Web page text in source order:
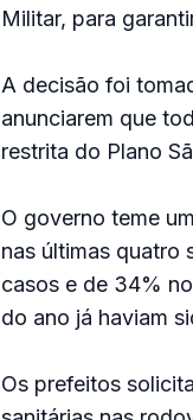
Militar, para
A decisão foi
anunciarem que
restrita do Plano
O governo teme
nas últimas quatro
casos e de 34%
do ano já haviam
Os prefeitos